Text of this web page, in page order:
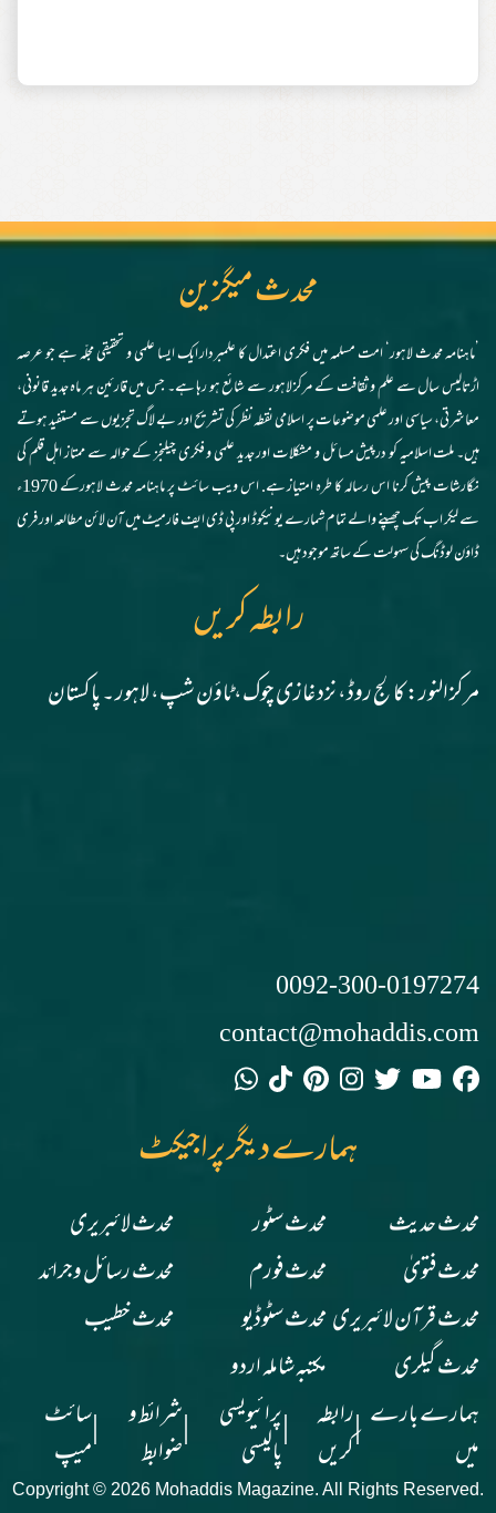
محدث میگزین
’ماہنامہ محدث لاہور‘ امت مسلمہ میں فکری اعتدال کا علمبردار ایک ایسا علمی و تحقیقی مجلّہ ہے جو عرصہ
اڑتالیس سال سے علم و ثقافت کے مرکز لاہور سے شائع ہو رہا ہے۔ جس میں قارئین ہر ماہ جدید قانونی،
معاشرتی، سیاسی اور علمی موضوعات پر اسلامی نقطہ نظر کی تشریح اور بے لاگ تجزیوں سے مستفید ہوتے
ہیں۔ ملت اسلامیہ کو درپیش مسائل و مشکلات اور جدید علمی و فکری چیلنجز کے حوالہ سے ممتاز اہل قلم کی
نگارشات پیش کرنا اس رسالہ کا طرہ امتیاز ہے. اس ویب سائٹ پر ماہنامہ محدث لاہورکے 1970ء
سے لیکر اب تک چھپنے والے تمام شمارے یونیکوڈ اور پی ڈی ایف فارمیٹ میں آن لائن مطالعہ اور فری
ڈاؤن لوڈنگ کی سہولت کے ساتھ موجود ہیں۔
رابطہ کریں
مرکز النور: کالج روڈ، نزد غازی چوک، ٹاؤن شپ، لاہور ۔ پاکستان
0092-300-0197274
contact@mohaddis.com
ہمارے دیگر پراجیکٹ
محدث حدیث محدث سٹور
محدث لائبریری
محدث فتویٰ
محدث فورم
محدث رسائل وجرائد
محدث قرآن لائبریریمحدث سٹوڈیو
محدث خطیب
محدث گیلری
مکتبہ شاملہ اردو
ہمارے بارے
میں
|رابطہ
کریں
|پرائیویسی
پالیسی
|شرائط و
ضوابط
|سائٹ
میپ
Copyright © 2026 Mohaddis Magazine. All Rights Reserved.